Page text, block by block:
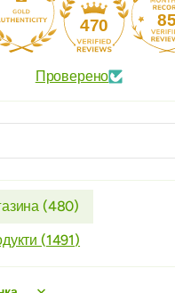
470 85
Проверено
(480)
(1491)